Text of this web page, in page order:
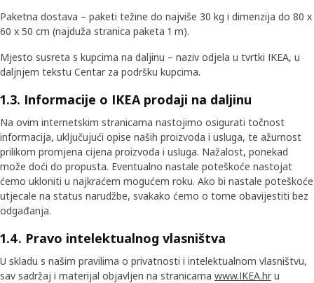
Paketna dostava – paketi težine do najviše 30 kg i dimenzija do 80 x
60 x 50 cm (najduža stranica paketa 1 m).
Mjesto susreta s kupcima na daljinu – naziv odjela u tvrtki IKEA, u
daljnjem tekstu Centar za podršku kupcima.
1.3. Informacije o IKEA prodaji na daljinu
Na ovim internetskim stranicama nastojimo osigurati točnost
informacija, uključujući opise naših proizvoda i usluga, te ažurnost
prilikom promjena cijena proizvoda i usluga. Nažalost, ponekad
može doći do propusta. Eventualno nastale poteškoće nastojat
ćemo ukloniti u najkraćem mogućem roku. Ako bi nastale poteškoće
utjecale na status narudžbe, svakako ćemo o tome obavijestiti bez
odgađanja.
1.4. Pravo intelektualnog vlasništva
U skladu s našim pravilima o privatnosti i intelektualnom vlasništvu,
sav sadržaj i materijal objavljen na stranicama www.IKEA.hr u